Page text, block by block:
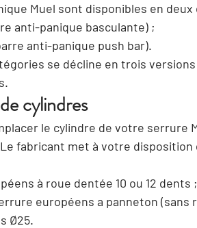
Muel sont disponibles en
anti-panique basculante) ;
anti-panique push bar).
se décline en trois
cylindres
le cylindre de votre serrure
fabricant met à votre
à roue dentée 10 ou 12 dents ;
européens a panneton (sans
Ø25.